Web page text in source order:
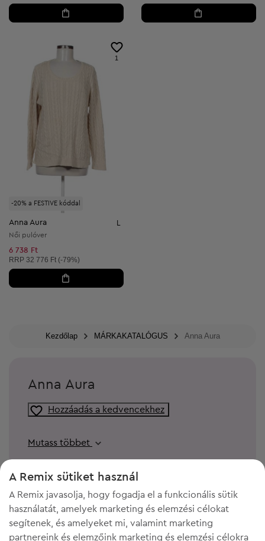
-20% a FESTIVE kóddal
1
Anna Aura
Női pulóver
6 738 Ft
Ajánlott ár:
RRP 32 776 Ft (-79%)
Kezdőlap MÁRKAKATALÓGUS Anna Aura
Anna Aura
Hozzáadás a kedvencekhez
Mutass többet
A Remix sütiket használ
A Remix javasolja, hogy fogadja el a funkcionális sütik
használatát, amelyek marketing és elemzési célokat
segítenek, és amelyeket mi, valamint marketing
partnereink és elemzőink marketing és elemzési célokra